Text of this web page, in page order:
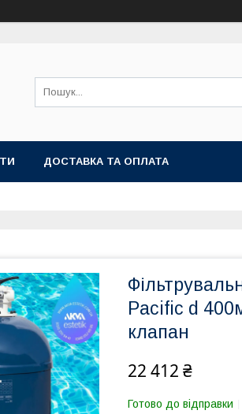
ДОСТАВКА ТА ОПЛАТА
Pacific d
клапан
22 412 ₴
Готово до відправки